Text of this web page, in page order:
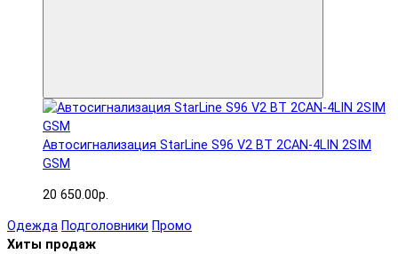
Автосигнализация StarLine S96 V2 BT 2CAN-4LIN 2SIM
GSM
20 650.00р.
Одежда Подголовники Промо
Хиты продаж